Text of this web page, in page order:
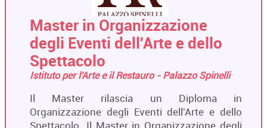
Master in Organizzazione
degli Eventi dell'Arte e dello
Spettacolo
Istituto per l'Arte e il Restauro - Palazzo Spinelli
Il Master rilascia un Diploma in
Organizzazione degli Eventi dell'Arte e dello
Spettacolo. Il Master in Organizzazione degli